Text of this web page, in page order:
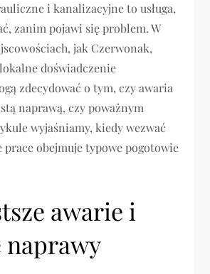
i kanalizacyjne to usługa,
zanim pojawi się problem. W
jak Czerwonak,
doświadczenie
zdecydować o tym, czy awaria
naprawą, czy poważnym
wyjaśniamy, kiedy wezwać
prace obejmuje typowe pogotowie
awarie i
naprawy